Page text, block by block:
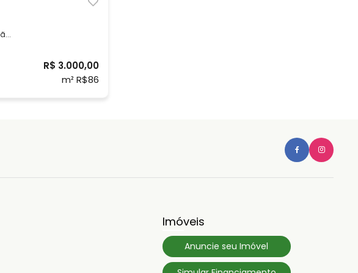
R$ 3.000,00
m² R$86
Imóveis
Anuncie seu Imóvel